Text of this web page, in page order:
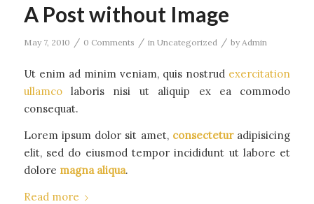
A Post without Image
May 7, 2010 / 0 Comments / in Uncategorized / by Admin
Ut enim ad minim veniam, quis nostrud exercitation
ullamcolaboris nisi ut aliquip ex ea commodo
consequat.
Lorem ipsum dolor sit amet, consecteturadipisicing
elit, sed do eiusmod tempor incididunt ut labore et
dolore magna aliqua.
Read more